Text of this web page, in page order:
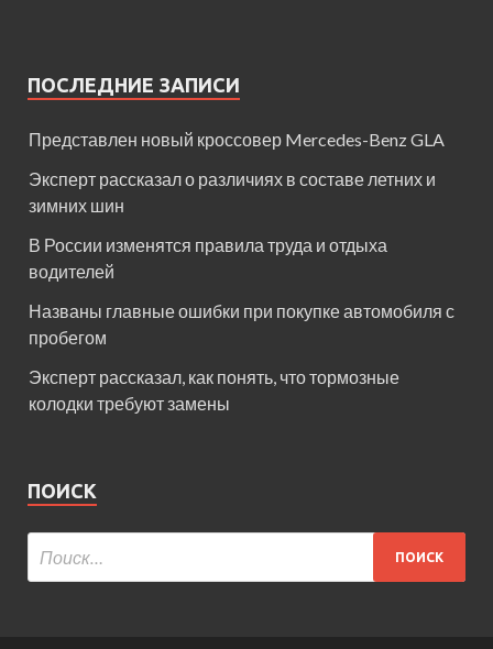
ПОСЛЕДНИЕ ЗАПИСИ
Представлен новый кроссовер Mercedes-Benz GLA
Эксперт рассказал о различиях в составе летних и
зимних шин
В России изменятся правила труда и отдыха
водителей
Названы главные ошибки при покупке автомобиля с
пробегом
Эксперт рассказал, как понять, что тормозные
колодки требуют замены
ПОИСК